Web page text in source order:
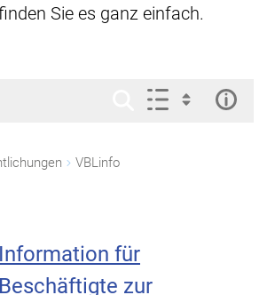
Sie es ganz einfach.
VBLinfo
Information für
Beschäftigte zur